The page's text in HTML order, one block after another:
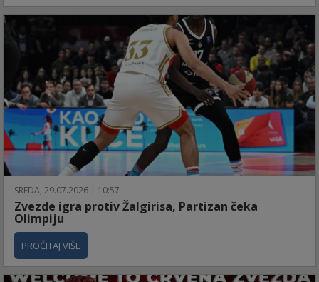
SREDA, 29.07.2026 | 10:57
Zvezde igra protiv Žalgirisa, Partizan čeka
Olimpiju
PROČITAJ VIŠE